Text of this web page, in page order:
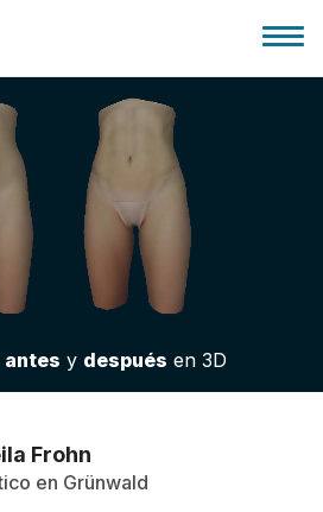
antes y después en 3D
Frohn
en Grünwald